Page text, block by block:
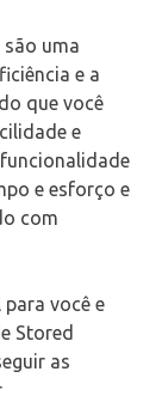
são uma
e a
que você
e
e esforço e
com
você e
Stored
as